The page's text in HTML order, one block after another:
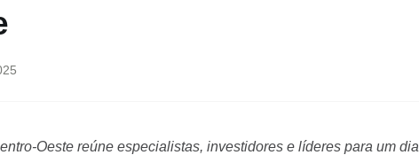
Oeste reúne especialistas, investidores e líderes para um dia